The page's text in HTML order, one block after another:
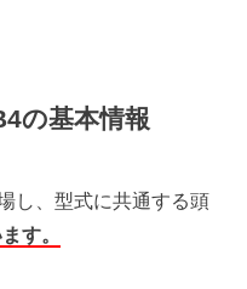
の基本情報
し、型式に共通する頭
す。